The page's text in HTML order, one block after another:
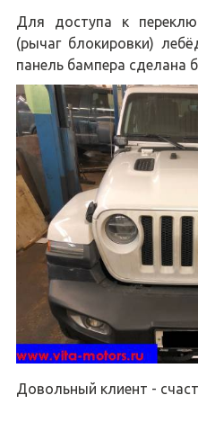
Для доступа к
(рычаг блокировки)
панель бампера сделана
Довольный клиент -